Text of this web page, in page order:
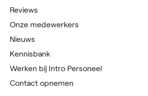
Reviews
Onze medewerkers
Nieuws
Kennisbank
Werken bij Intro Personeel
Contact opnemen